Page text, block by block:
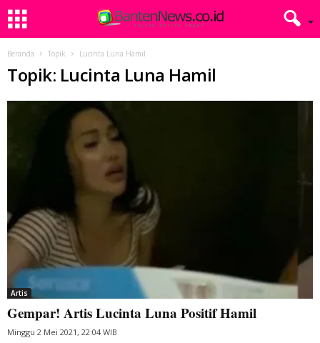
Beranda Topik Lucinta Luna Hamil
Topik: Lucinta Luna Hamil
Artis
Gempar! Artis Lucinta Luna Positif Hamil
Minggu 2 Mei 2021, 22:04 WIB